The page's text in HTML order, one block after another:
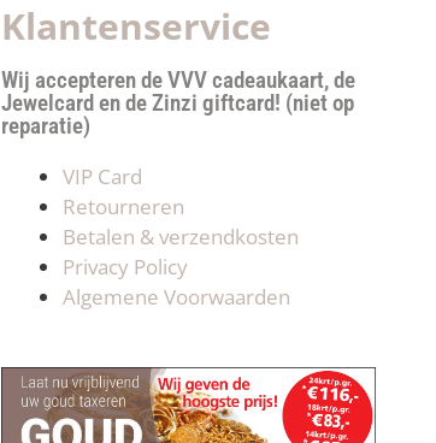
Klantenservice
Wij accepteren de VVV cadeaukaart, de
Jewelcard en de Zinzi giftcard! (niet op
reparatie)
VIP Card
Retourneren
Betalen & verzendkosten
Privacy Policy
Algemene Voorwaarden